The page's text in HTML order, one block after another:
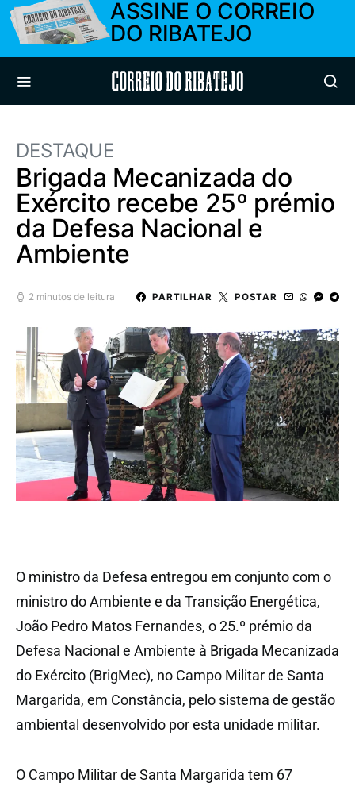
ASSINE O CORREIO
DO RIBATEJO
Correio do Ribatejo
DESTAQUE
Brigada Mecanizada do
Exército recebe 25º prémio
da Defesa Nacional e
Ambiente
2 minutos de leitura PARTILHAR POSTAR
O ministro da Defesa entregou em conjunto com o
ministro do Ambiente e da Transição Energética,
João Pedro Matos Fernandes, o 25.º prémio da
Defesa Nacional e Ambiente à Brigada Mecanizada
do Exército (BrigMec), no Campo Militar de Santa
Margarida, em Constância, pelo sistema de gestão
ambiental desenvolvido por esta unidade militar.
O Campo Militar de Santa Margarida tem 67